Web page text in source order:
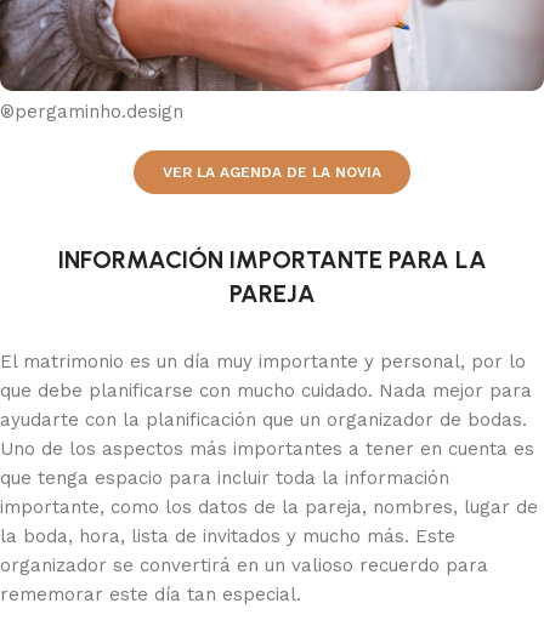
®pergaminho.design
VER LA AGENDA DE LA NOVIA
INFORMACIÓN IMPORTANTE PARA LA
PAREJA
El matrimonio es un día muy importante y personal, por lo
que debe planificarse con mucho cuidado. Nada mejor para
ayudarte con la planificación que un organizador de bodas.
Uno de los aspectos más importantes a tener en cuenta es
que tenga espacio para incluir toda la información
importante, como los datos de la pareja, nombres, lugar de
la boda, hora, lista de invitados y mucho más. Este
organizador se convertirá en un valioso recuerdo para
rememorar este día tan especial.